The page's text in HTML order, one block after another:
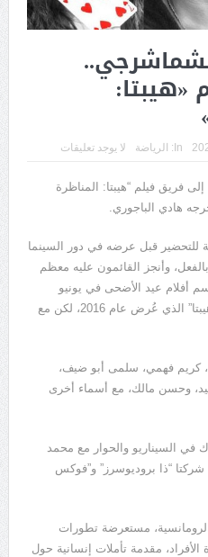
«هيبتا:
In: الرياضة لا يوجد تعليقات
فريق فيلم “هيبتا: المناظرة
هادي الباجوري.
للتحضير قبل عرضه في دور السينما
بالفعل، وأنجز القائمون عليه معظم
أفلام عيد الأضحى في يونيو
القادم. يأتي الفيلم كجزء ثانٍ من “هيبتا” الذي عُرض عام 2016، لكن مع
كريم فهمي، سلمى أبو ضيف،
وحسن مالك، مع أسماء أخرى
السيناريو والحوار مع محمد
شركتا “ذا بروديوسرز” و”فوكس
مستعرضة تطورات
الأفراد، مقدمة تأملات إنسانية حول